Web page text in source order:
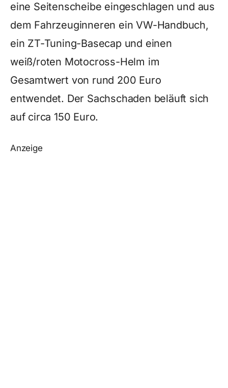
eine Seitenscheibe eingeschlagen und aus
dem Fahrzeuginneren ein VW-Handbuch,
ein ZT-Tuning-Basecap und einen
weiß/roten Motocross-Helm im
Gesamtwert von rund 200 Euro
entwendet. Der Sachschaden beläuft sich
auf circa 150 Euro.
Anzeige